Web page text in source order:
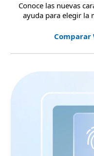
Conoce las nuevas
ayuda para elegir la
Comparar